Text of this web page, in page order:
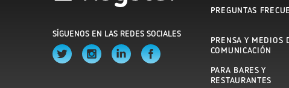
PREGUNTAS
PRENSA Y MEDIOS
COMUNICACIÓN
PARA BARES Y
RESTAURANTES
SÍGUENOS EN LAS REDES SOCIALES